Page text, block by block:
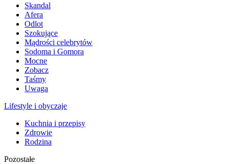
Skandal
Afera
Odlot
Szokujące
Mądrości celebrytów
Sodoma i Gomora
Mocne
Zobacz
Taśmy
Uwaga
Lifestyle i obyczaje
Kuchnia i przepisy
Zdrowie
Rodzina
Pozostałe